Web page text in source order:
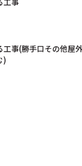
事(勝手口その他屋
)